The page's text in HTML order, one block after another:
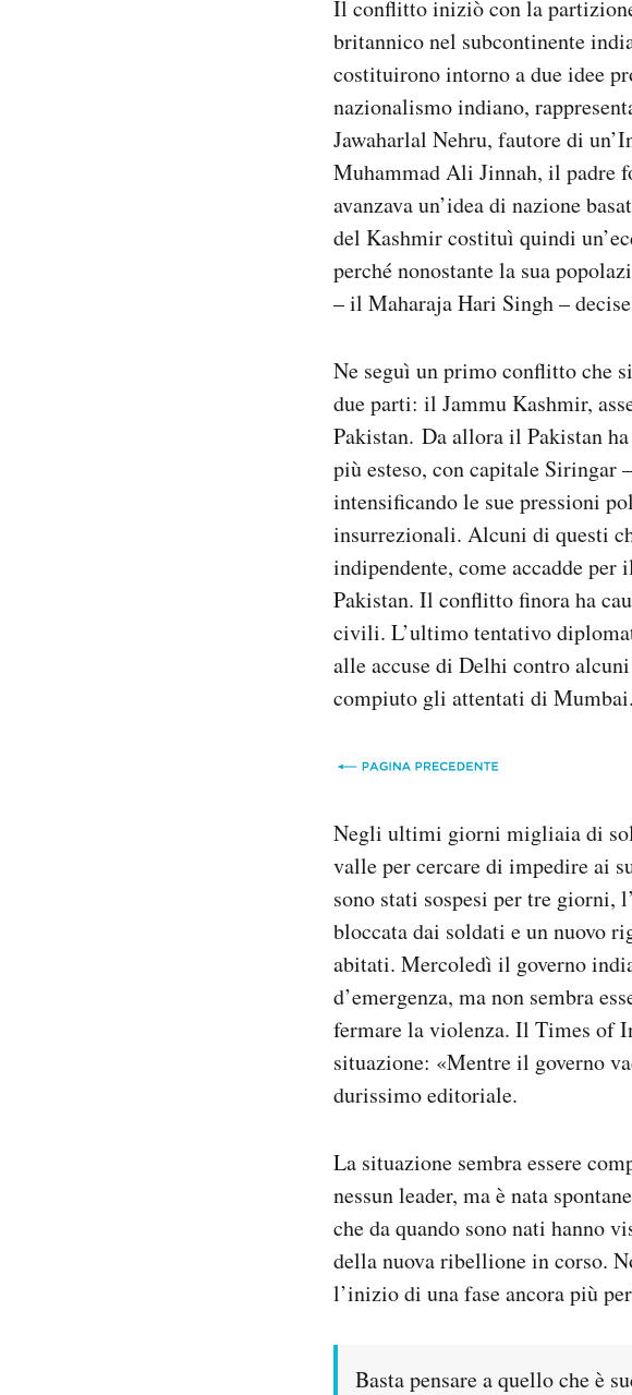
Il conflitto iniziò con la
britannico nel subcontinente
costituirono intorno a due idee
nazionalismo indiano,
Jawaharlal Nehru, fautore di
Muhammad Ali Jinnah, il padre
avanzava un’idea di nazione
del Kashmir costituì quindi
perché nonostante la sua
– il Maharaja Hari Singh –
Ne seguì un primo conflitto che
due parti: il Jammu Kashmir,
Pakistan. Da allora il Pakistan
più esteso, con capitale Siringar
intensificando le sue pressioni
insurrezionali. Alcuni di questi
indipendente, come accadde
Pakistan. Il conflitto finora ha
civili. L’ultimo tentativo
alle accuse di Delhi contro
compiuto gli attentati di Mumbai.
Negli ultimi giorni migliaia di
valle per cercare di impedire ai
sono stati sospesi per tre giorni,
bloccata dai soldati e un nuovo
abitati. Mercoledì il governo
d’emergenza, ma non sembra
fermare la violenza. Il Times of
situazione: «Mentre il governo
durissimo editoriale.
La situazione sembra essere
nessun leader, ma è nata
che da quando sono nati hanno
della nuova ribellione in corso.
l’inizio di una fase ancora più
Basta pensare a quello che è